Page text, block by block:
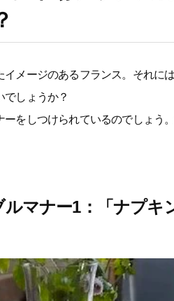
イメージのあるフランス。それに
でしょうか？
をしつけられているのでしょう
マナー1：「ナプキ